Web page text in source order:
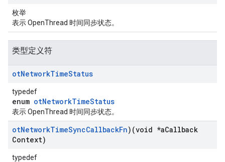
枚举
表示 OpenThread 时间同步状态。
类型定义符
otNetworkTimeStatus
typedef
enum otNetworkTimeStatus
表示 OpenThread 时间同步状态。
otNetworkTimeSyncCallbackFn)(void *aCallback
Context)
typedef